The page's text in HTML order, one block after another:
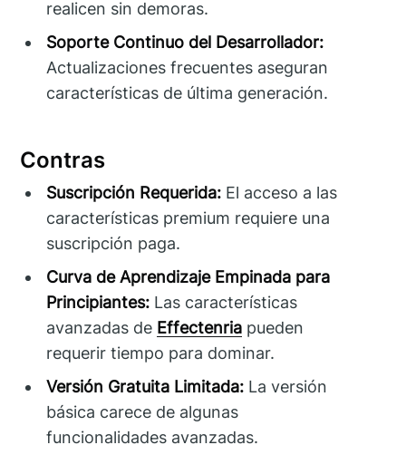
realicen sin demoras.
Soporte Continuo del Desarrollador:
Actualizaciones frecuentes aseguran
características de última generación.
Contras
Suscripción Requerida: El acceso a las
características premium requiere una
suscripción paga.
Curva de Aprendizaje Empinada para
Principiantes: Las características
avanzadas de Effectenria pueden
requerir tiempo para dominar.
Versión Gratuita Limitada: La versión
básica carece de algunas
funcionalidades avanzadas.